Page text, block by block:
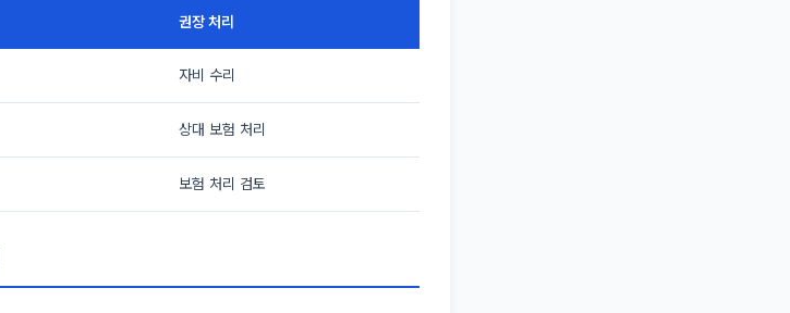
권장 처리
자비 수리
상대 보험 처리
보험 처리 검토